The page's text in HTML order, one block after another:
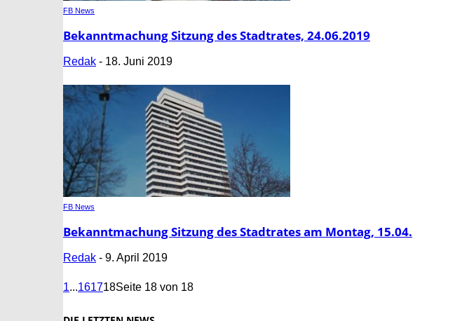
FB News
Bekanntmachung Sitzung des Stadtrates, 24.06.2019
Redak - 18. Juni 2019
FB News
Bekanntmachung Sitzung des Stadtrates am Montag, 15.04.
Redak - 9. April 2019
1...161718Seite 18 von 18